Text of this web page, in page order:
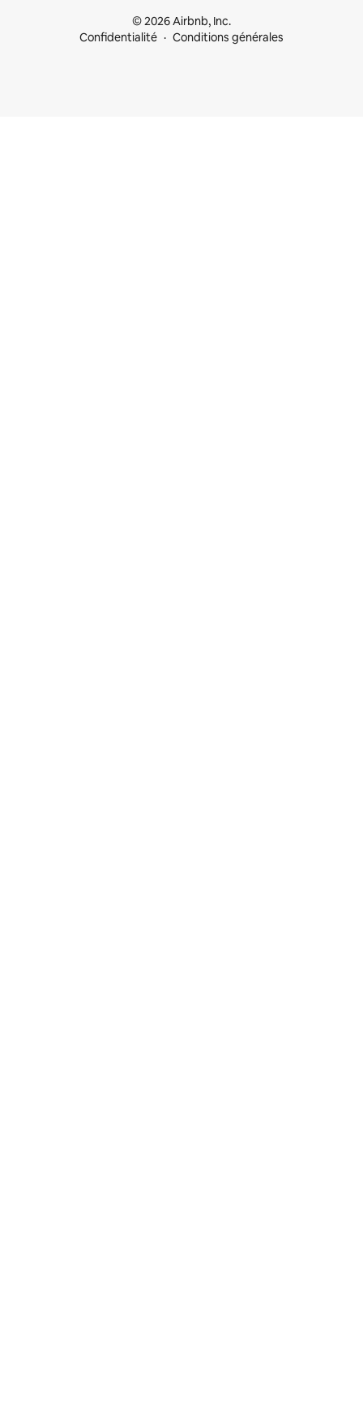
© 2026 Airbnb, Inc.
Confidentialité
Conditions générales